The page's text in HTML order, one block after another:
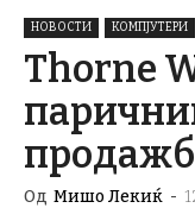
НОВОСТИ КОМПЈУТЕРИ
Thorne
Од Мишо Лекиќ -